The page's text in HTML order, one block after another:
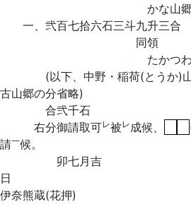
かな山郷之
一、弐百七拾六石三斗九升三合
同領
たかつわら(高
(以下、中野・稲荷(とうか)山
古山郷の分省略)
合弐千石
右分御請取可レ被レ 成候、
請一候。
卯七月吉
伊奈熊蔵(花押)